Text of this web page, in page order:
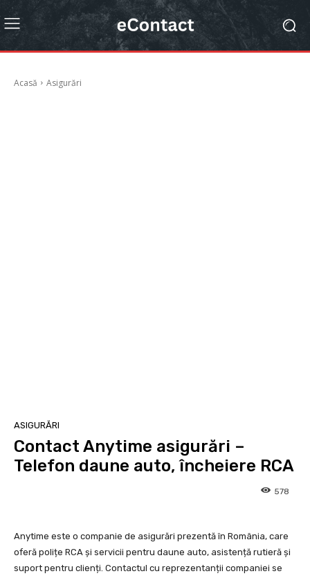
Acasă Asigurări
ASIGURĂRI
Contact Anytime asigurări –
Telefon daune auto, încheiere RCA
578
Anytime este o companie de asigurări prezentă în România, care
oferă polițe RCA și servicii pentru daune auto, asistență rutieră și
suport pentru clienți. Contactul cu reprezentanții companiei se